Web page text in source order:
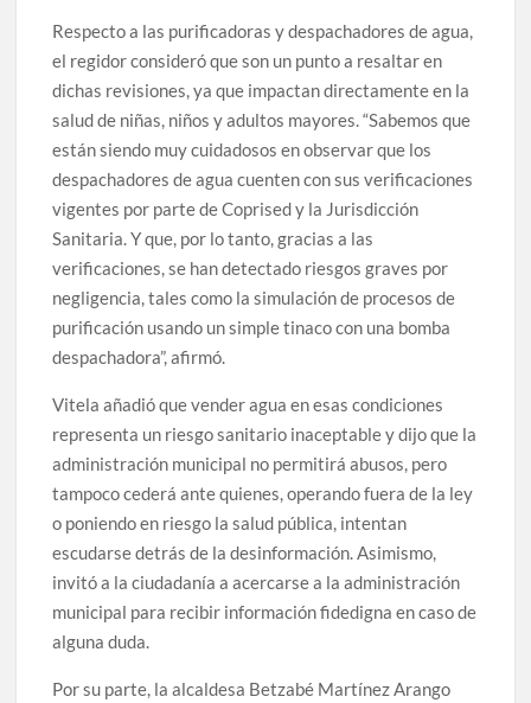
Respecto a las purificadoras y despachadores de agua,
el regidor consideró que son un punto a resaltar en
dichas revisiones, ya que impactan directamente en la
salud de niñas, niños y adultos mayores. “Sabemos que
están siendo muy cuidadosos en observar que los
despachadores de agua cuenten con sus verificaciones
vigentes por parte de Coprised y la Jurisdicción
Sanitaria. Y que, por lo tanto, gracias a las
verificaciones, se han detectado riesgos graves por
negligencia, tales como la simulación de procesos de
purificación usando un simple tinaco con una bomba
despachadora”, afirmó.
Vitela añadió que vender agua en esas condiciones
representa un riesgo sanitario inaceptable y dijo que la
administración municipal no permitirá abusos, pero
tampoco cederá ante quienes, operando fuera de la ley
o poniendo en riesgo la salud pública, intentan
escudarse detrás de la desinformación. Asimismo,
invitó a la ciudadanía a acercarse a la administración
municipal para recibir información fidedigna en caso de
alguna duda.
Por su parte, la alcaldesa Betzabé Martínez Arango